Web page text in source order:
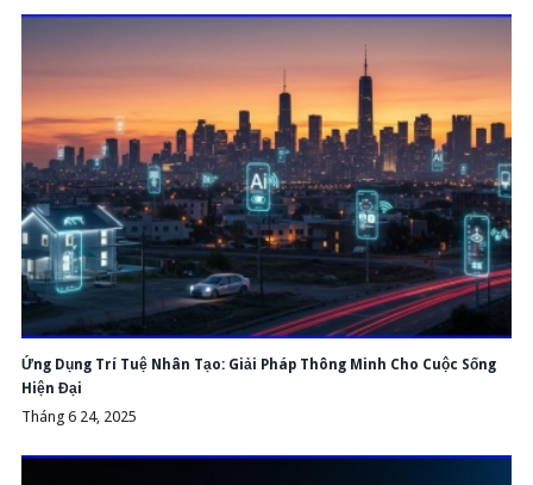
Ứng Dụng Trí Tuệ Nhân Tạo: Giải Pháp Thông Minh Cho Cuộc Sống
Hiện Đại
Tháng 6 24, 2025